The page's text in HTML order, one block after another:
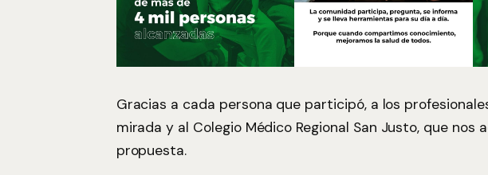
Gracias a cada persona que participó, a los
mirada y al Colegio Médico Regional San Justo, que nos
propuesta.